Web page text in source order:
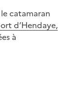
le catamaran
d’Hendaye,
à